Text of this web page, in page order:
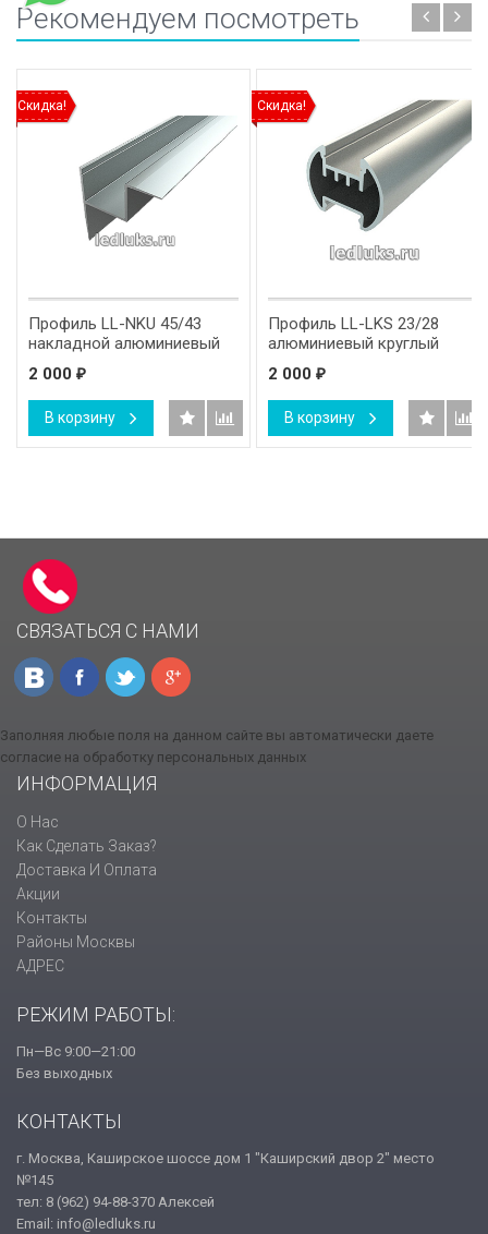
Рекомендуем посмотреть
Скидка!
Профиль LL-NKU 45/43
накладной алюминиевый
для полок
2 000 ₽
В корзину
Скидка!
Профиль LL-LKS 23/28
алюминиевый круглый
2 000 ₽
В корзину
СВЯЗАТЬСЯ С НАМИ
Заполняя любые поля на данном сайте вы автоматически даете
согласие на обработку персональных данных
ИНФОРМАЦИЯ
О Нас
Как Сделать Заказ?
Доставка И Оплата
Акции
Контакты
Районы Москвы
АДРЕС
РЕЖИМ РАБОТЫ:
Пн—Вс 9:00—21:00
Без выходных
КОНТАКТЫ
г. Москва, Каширское шоссе дом 1 "Каширский двор 2" место
№145
тел: 8 (962) 94-88-370 Алексей
Email: info@ledluks.ru